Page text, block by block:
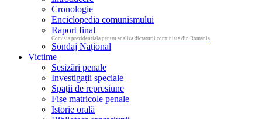
Cronologie
Enciclopedia comunismului
Raport final
Comisia prezidentiala pentru analiza dictaturii comuniste din Romania
Sondaj Național
Victime
Sesizări penale
Investigații speciale
Spații de represiune
Fișe matricole penale
Istorie orală